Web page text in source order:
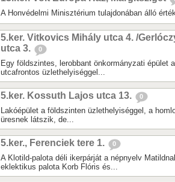
A Honvédelmi Minisztérium tulajdonában álló
5.ker. Vitkovics Mihály utca 4. /
utca 3.
0
Egy földszintes, lerobbant önkormányzati épület
utcafrontos üzlethelyiséggel...
5.ker. Kossuth Lajos utca 13. 0
Lakóépület a földszinten üzlethelyiséggel, a
üresnek látszik, de...
5.ker., Ferenciek tere 1. 0
A Klotild-palota déli ikerpárját a népnyelv
eklektikus palota Korb Flóris és...